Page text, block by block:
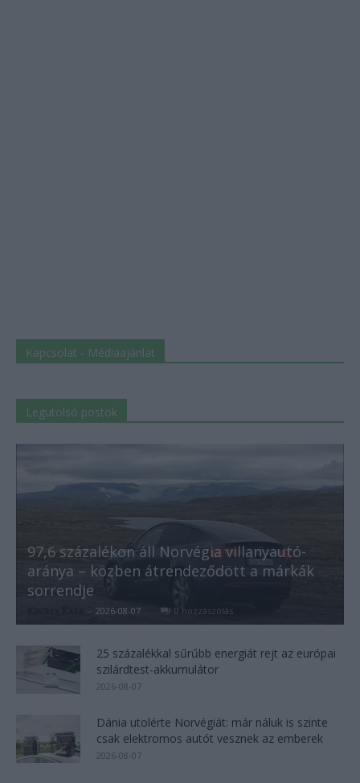
Kapcsolat - Médiaajánlat
Legutolsó postok
97,6 százalékon áll Norvégia villanyautó-
aránya – közben átrendeződött a márkák
sorrendje
- 2026-08-07 0 hozzászólás
25 százalékkal sűrűbb energiát rejt az európai
szilárdtest-akkumulátor
2026-08-07
Dánia utolérte Norvégiát: már náluk is szinte
csak elektromos autót vesznek az emberek
2026-08-07